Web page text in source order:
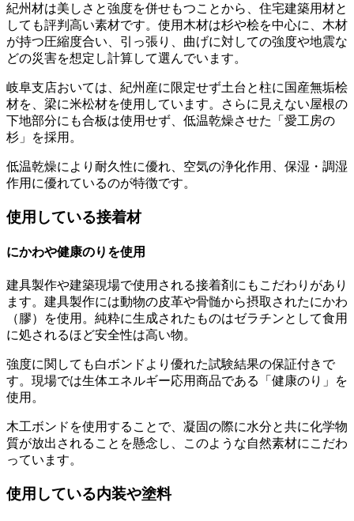
紀州材は美しさと強度を併せもつことから、住宅建築用材と
しても評判高い素材です。使用木材は杉や桧を中心に、木材
が持つ圧縮度合い、引っ張り、曲げに対しての強度や地震な
どの災害を想定し計算して選んでいます。
岐阜支店おいては、紀州産に限定せず土台と柱に国産無垢桧
材を、梁に米松材を使用しています。さらに見えない屋根の
下地部分にも合板は使用せず、低温乾燥させた「愛工房の
杉」を採用。
低温乾燥により耐久性に優れ、空気の浄化作用、保湿・調湿
作用に優れているのが特徴です。
使用している接着材
にかわや健康のりを使用
建具製作や建築現場で使用される接着剤にもこだわりがあり
ます。建具製作には動物の皮革や骨髄から摂取されたにかわ
（膠）を使用。純粋に生成されたものはゼラチンとして食用
に処されるほど安全性は高い物。
強度に関しても白ボンドより優れた試験結果の保証付きで
す。現場では生体エネルギー応用商品である「健康のり」を
使用。
木工ボンドを使用することで、凝固の際に水分と共に化学物
質が放出されることを懸念し、このような自然素材にこだわ
っています。
使用している内装や塗料